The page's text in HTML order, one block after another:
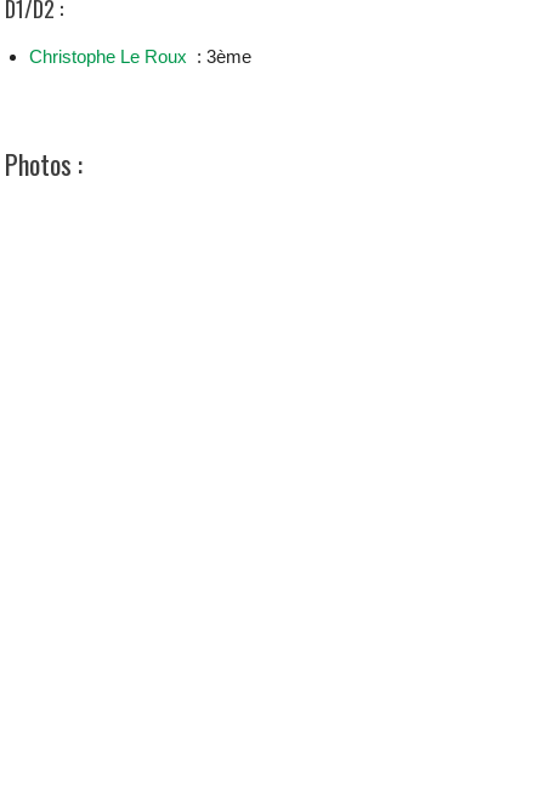
D1/D2 :
Christophe Le Roux : 3ème
Photos :